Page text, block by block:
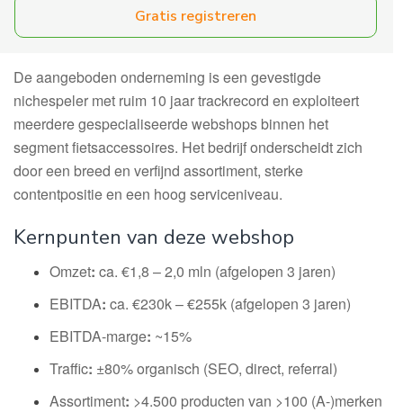
Gratis registreren
De aangeboden onderneming is een gevestigde
nichespeler met ruim 10 jaar trackrecord en exploiteert
meerdere gespecialiseerde webshops binnen het
segment fietsaccessoires. Het bedrijf onderscheidt zich
door een breed en verfijnd assortiment, sterke
contentpositie en een hoog serviceniveau.
Kernpunten van deze webshop
Omzet: ca. €1,8 – 2,0 mln (afgelopen 3 jaren)
EBITDA: ca. €230k – €255k (afgelopen 3 jaren)
EBITDA-marge: ~15%
Traffic: ±80% organisch (SEO, direct, referral)
Assortiment: >4.500 producten van >100 (A-)merken